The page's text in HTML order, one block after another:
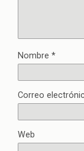
Nombre *
Correo
Web